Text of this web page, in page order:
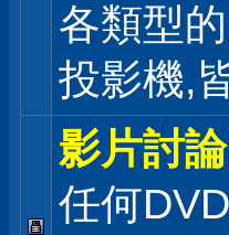
各類型
投影機,
影片討
任何